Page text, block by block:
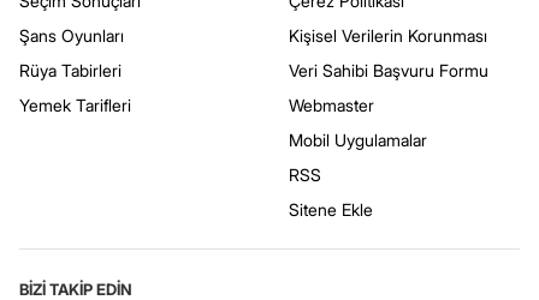
Şans Oyunları
Rüya Tabirleri
Yemek Tarifleri
Kişisel Verilerin Korunması
Veri Sahibi Başvuru Formu
Webmaster
Mobil Uygulamalar
RSS
Sitene Ekle
BİZİ TAKİP EDİN